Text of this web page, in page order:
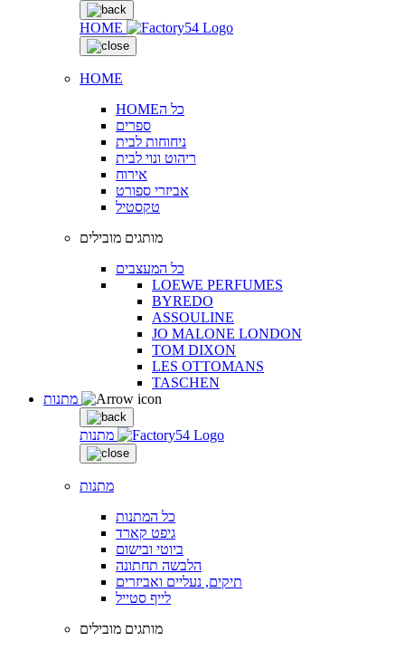
HOME
HOME
HOMEכל ה
ספרים
ניחוחות לבית
ריהוט ונוי לבית
אירוח
אביזרי ספורט
טקסטיל
מותגים מובילים
כל המעצבים
LOEWE PERFUMES
BYREDO
ASSOULINE
JO MALONE LONDON
TOM DIXON
LES OTTOMANS
TASCHEN
מתנות
מתנות
כל המתנות
גיפט קארד
ביוטי ובישום
הלבשה תחתונה
תיקים, נעליים ואביזרים
לייף סטייל
מותגים מובילים